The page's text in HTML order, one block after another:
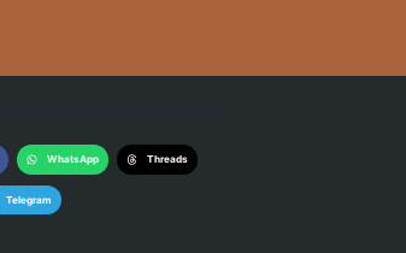
WhatsApp Threads
Telegram